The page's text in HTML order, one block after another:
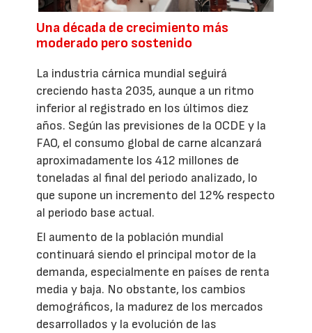
Una década de crecimiento más
moderado pero sostenido
La industria cárnica mundial seguirá
creciendo hasta 2035, aunque a un ritmo
inferior al registrado en los últimos diez
años. Según las previsiones de la OCDE y la
FAO, el consumo global de carne alcanzará
aproximadamente los 412 millones de
toneladas al final del periodo analizado, lo
que supone un incremento del 12% respecto
al periodo base actual.
El aumento de la población mundial
continuará siendo el principal motor de la
demanda, especialmente en países de renta
media y baja. No obstante, los cambios
demográficos, la madurez de los mercados
desarrollados y la evolución de las